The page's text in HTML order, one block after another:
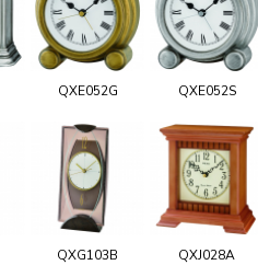
QXE052G QXE052S
QXG103B QXJ028A